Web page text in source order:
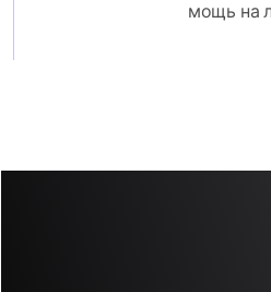
мощь на